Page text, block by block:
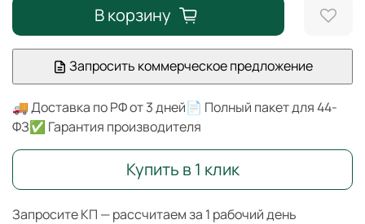
Запросите КП — рассчитаем за 1 рабочий день
В корзину
Запросить коммерческое предложение
🚚 Доставка по РФ от 3 дней📄 Полный пакет для 44-
ФЗ✅ Гарантия производителя
Купить в 1 клик